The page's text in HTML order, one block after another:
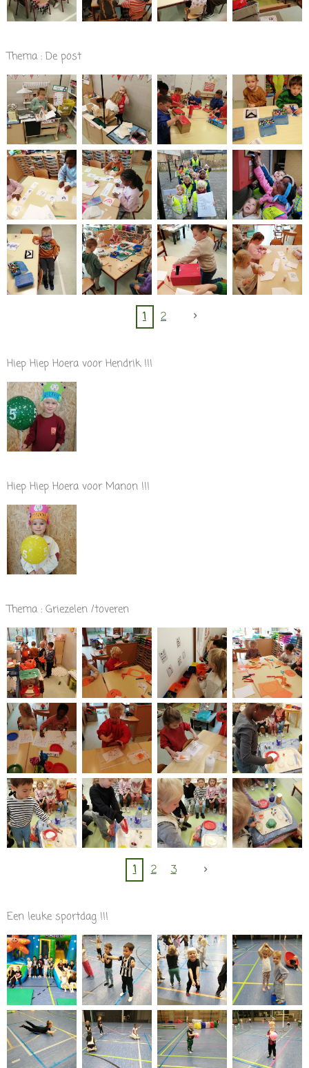
Thema : De post
1 2
Hiep Hiep Hoera voor Hendrik !!!
Hiep Hiep Hoera voor Manon !!!
Thema : Griezelen /toveren
1 2 3
Een leuke sportdag !!!